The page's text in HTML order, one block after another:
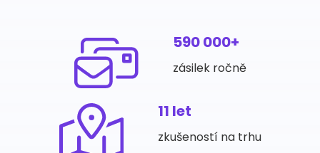
590 000+
zásilek ročně
11 let
zkušeností na trhu